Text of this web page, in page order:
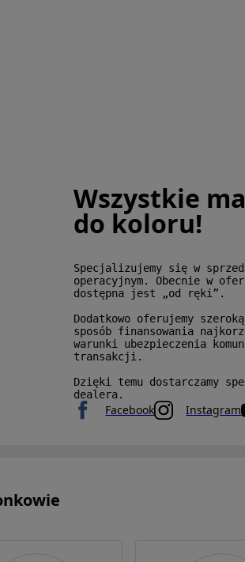
Wszystkie
do koloru!
Specjalizujemy się w
operacyjnym. Obecnie w
dostępna jest „od ręki”.
Dodatkowo oferujemy
sposób finansowania
warunki ubezpieczenia
transakcji.
Dzięki temu dostarczamy
dealera.
Facebook Instagram